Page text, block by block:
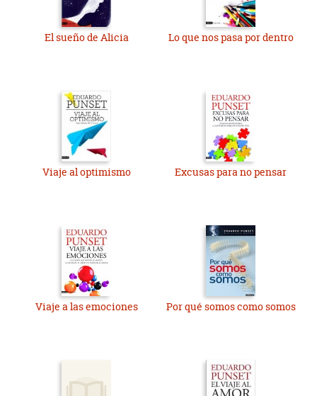
El sueño de Alicia Lo que nos pasa por dentro
Viaje al optimismo Excusas para no pensar
Viaje a las emociones Por qué somos como somos